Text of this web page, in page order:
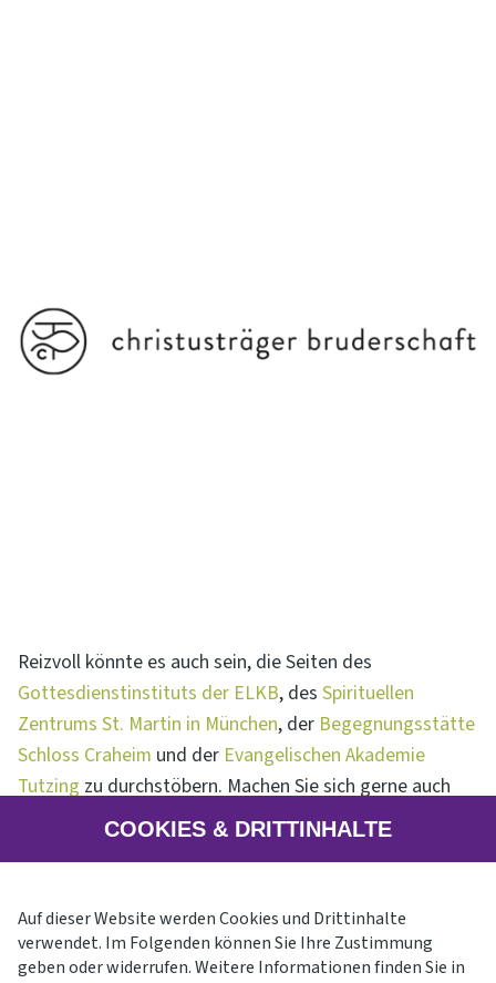
Reizvoll könnte es auch sein, die Seiten des
Gottesdienstinstituts der ELKB, des Spirituellen
Zentrums St. Martin in München, der Begegnungsstätte
Schloss Craheim und der Evangelischen Akademie
Tutzing zu durchstöbern. Machen Sie sich gerne auch
selbst auf die Suche nach Angeboten, die Sie
COOKIES & DRITTINHALTE
Auf dieser Website werden Cookies und Drittinhalte
verwendet. Im Folgenden können Sie Ihre Zustimmung
geben oder widerrufen. Weitere Informationen finden Sie in